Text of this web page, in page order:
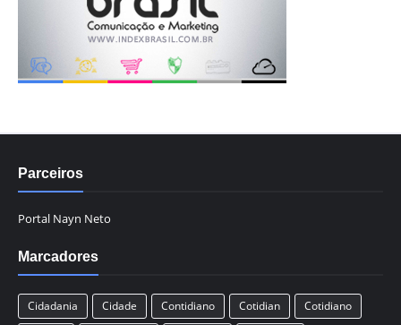
Parceiros
Portal Nayn Neto
Marcadores
Cidadania Cidade Contidiano Cotidian Cotidiano